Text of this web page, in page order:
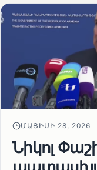
ՄԱՅԻՍԻ 28, 2026
Նիկոլ